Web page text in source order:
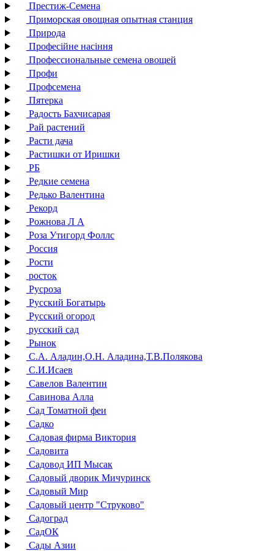
Престиж-Семена
Приморская овощная опытная станция
Природа
Професійне насіння
Профессиональные семена овощей
Профи
Профсемена
Пятерка
Радость Бахчисарая
Рай растений
Расти дача
Растишки от Иришки
РБ
Редкие семена
Редько Валентина
Рекорд
Рожнова Л А
Роза Утигорд Фоллс
Россия
Рости
росток
Русроза
Русский Богатырь
Русский огород
русский сад
Рынок
С.А. Аладин,О.Н. Аладина,Т.В.Полякова
С.И.Исаев
Савелов Валентин
Савинова Алла
Сад Томатной феи
Садко
Садовая фирма Виктория
Садовита
Садовод ИП Мысак
Садовый дворик Мичуринск
Садовый Мир
Садовый центр "Струково"
Садоград
СадОК
Сады Азии